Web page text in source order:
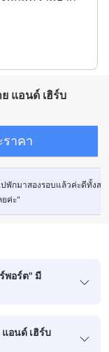
แอนด์ เฮิร์บ
าคา
ปพักมาสองรอบแล้วค่ะดีทั้งสอ
ยค่ะ"
พอร์ต" มี
อนด์ เฮิร์บ